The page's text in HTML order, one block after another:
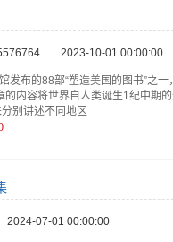
2023-10-01 00:00:00
发布的88部“塑造美国的图书”之
内容将世界自人类诞生1纪中期
别讲述不同地区
2024-07-01 00:00:00